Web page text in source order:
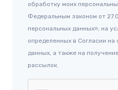
обработку моих
Федеральным законом от
персональных данных», на
определенных в Согласии
данных, а также на
рассылок.